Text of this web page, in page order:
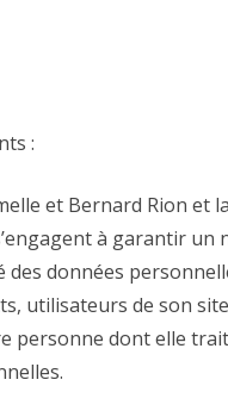
:
et Bernard Rion et
à garantir un
des données
utilisateurs de son
personne dont elle